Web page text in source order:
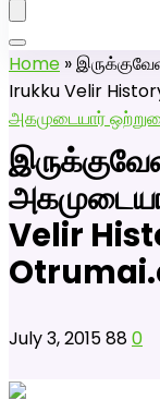
Home »
Irukku Velir
அகமுடையார்
Velir
July 3, 2015880